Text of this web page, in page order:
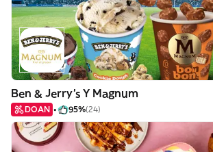
Ben & Jerry's Y Magnum
DOAN 95%(24)